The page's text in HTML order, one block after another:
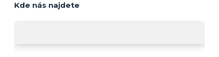
Kde nás najdete